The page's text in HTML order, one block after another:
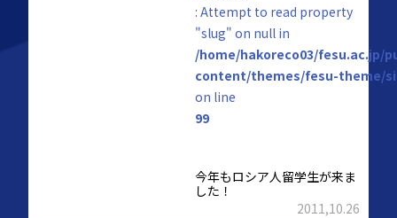
: Attempt to read property
"slug" on null in
/home/hakoreco03/fesu.ac.jp/
content/themes/fesu-theme/
on line
99
今年もロシア人留学生が来ま
した！
2011,10.26